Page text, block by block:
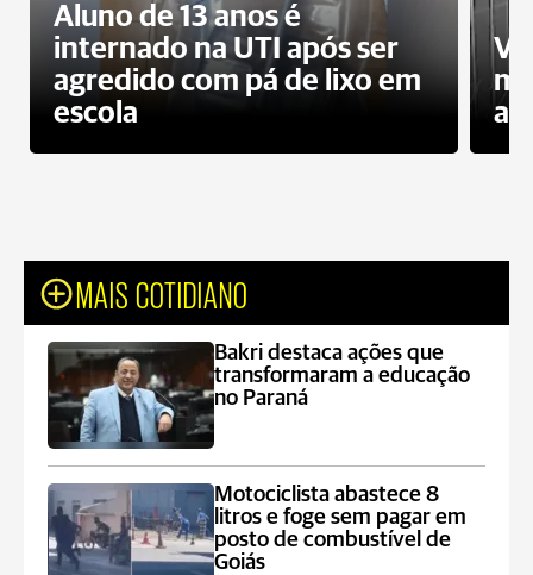
Aluno de 13 anos é
internado na UTI após ser
agredido com pá de lixo em
escola
a
MAIS COTIDIANO
Bakri destaca ações que
transformaram a educação
no Paraná
Motociclista abastece 8
litros e foge sem pagar em
posto de combustível de
Goiás